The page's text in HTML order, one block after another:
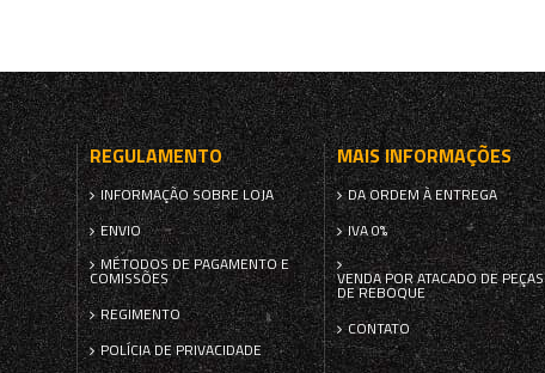
REGULAMENTO
INFORMAÇÃO SOBRE LOJA
ENVIO
MÉTODOS DE PAGAMENTO E
COMISSÕES
REGIMENTO
POLÍCIA DE PRIVACIDADE
MAIS INFORMAÇÕES
DA ORDEM À ENTREGA
IVA 0%
VENDA POR ATACADO DE PEÇAS
DE REBOQUE
CONTATO